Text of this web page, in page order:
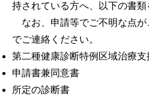
持されている方へ、以下の書類
なお、申請等でご不明な点が
でご連絡ください。
第二種健康診断特例区域治療支
申請書兼同意書
所定の診断書